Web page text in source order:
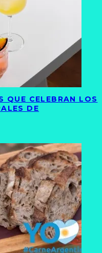
QUE CELEBRAN LOS
DE